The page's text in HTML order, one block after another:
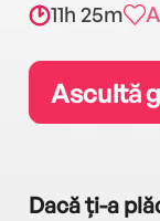
11h 25m
Ascultă
Dacă ți-a